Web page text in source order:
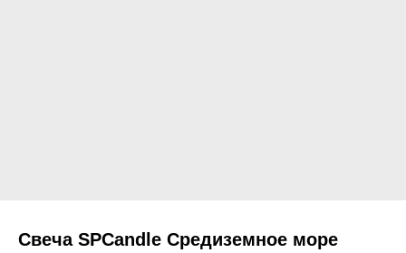
Свеча SPCandle Средиземное море